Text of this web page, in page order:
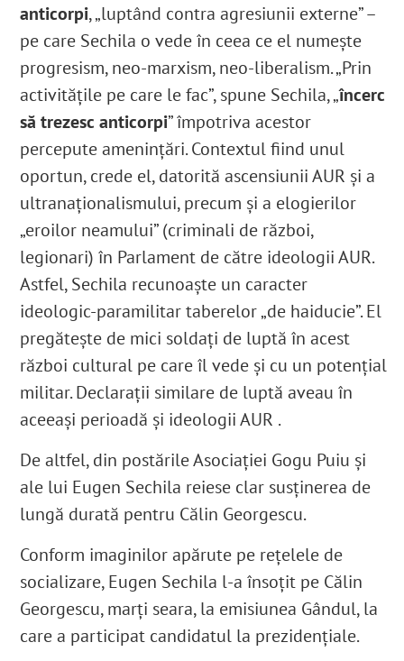
anticorpi, „luptând contra agresiunii externe” –
pe care Sechila o vede în ceea ce el numește
progresism, neo-marxism, neo-liberalism. „Prin
activitățile pe care le fac”, spune Sechila, „încerc
să trezesc anticorpi” împotriva acestor
percepute amenințări. Contextul fiind unul
oportun, crede el, datorită ascensiunii AUR și a
ultranaționalismului, precum și a elogierilor
„eroilor neamului” (criminali de război,
legionari) în Parlament de către ideologii AUR.
Astfel, Sechila recunoaște un caracter
ideologic-paramilitar taberelor „de haiducie”. El
pregătește de mici soldați de luptă în acest
război cultural pe care îl vede și cu un potențial
militar. Declarații similare de luptă aveau în
aceeași perioadă și ideologii AUR .
De altfel, din postările Asociației Gogu Puiu și
ale lui Eugen Sechila reiese clar susținerea de
lungă durată pentru Călin Georgescu.
Conform imaginilor apărute pe rețelele de
socializare, Eugen Sechila l-a însoțit pe Călin
Georgescu, marți seara, la emisiunea Gândul, la
care a participat candidatul la prezidențiale.